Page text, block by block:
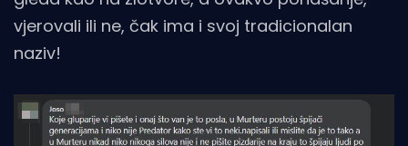
vjerovali ili ne, čak ima i svoj tradicionalan
naziv!